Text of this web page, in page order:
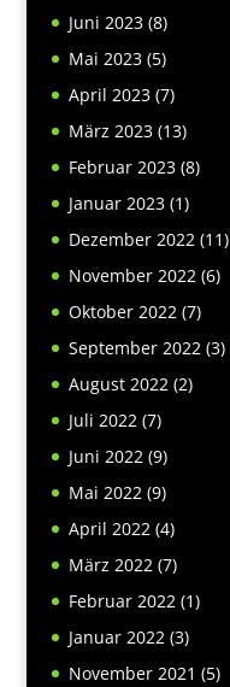
Juni 2023(8)
Mai 2023(5)
April 2023(7)
März 2023(13)
Februar 2023(8)
Januar 2023(1)
Dezember 2022(11)
November 2022(6)
Oktober 2022(7)
September 2022(3)
August 2022(2)
Juli 2022(7)
Juni 2022(9)
Mai 2022(9)
April 2022(4)
März 2022(7)
Februar 2022(1)
Januar 2022(3)
November 2021 (5)